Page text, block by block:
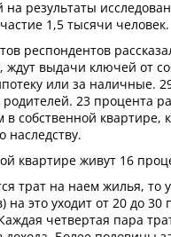
на результаты
1,5 тысячи человек.
респондентов
ждут выдачи ключей от
или за наличные.
родителей. 23 процента
в собственной квартире,
наследству.
квартире живут 16
трат на наем жилья, то
на это уходит от 20 до
четвертая пара